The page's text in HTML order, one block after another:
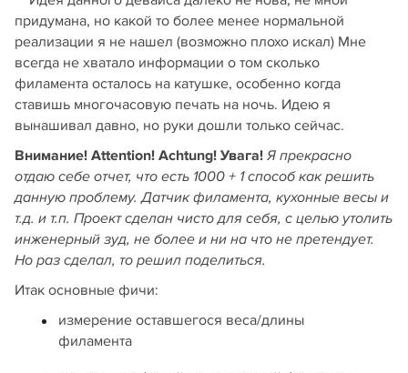
придумана, но какой то более менее нормальной
реализации я не нашел (возможно плохо искал) Мне
всегда не хватало информации о том сколько
филамента осталось на катушке, особенно когда
ставишь многочасовую печать на ночь. Идею я
вынашивал давно, но руки дошли только сейчас.
Внимание! Attention! Achtung! Увага! Я прекрасно
отдаю себе отчет, что есть 1000 + 1 способ как решить
данную проблему. Датчик филамента, кухонные весы и
т.д. и т.п. Проект сделан чисто для себя, с целью утолить
инженерный зуд, не более и ни на что не претендует.
Но раз сделал, то решил поделиться.
Итак основные фичи:
измерение оставшегося веса/длины
филамента